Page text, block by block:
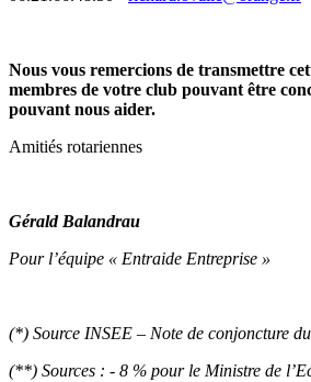
Nous vous remercions de transmettre
membres de votre club pouvant être
pouvant nous aider.
Amitiés rotariennes
Gérald Balandrau
Pour l’équipe « Entraide Entreprise »
(*) Source INSEE – Note de conjoncture
(**) Sources : - 8 % pour le Ministre de